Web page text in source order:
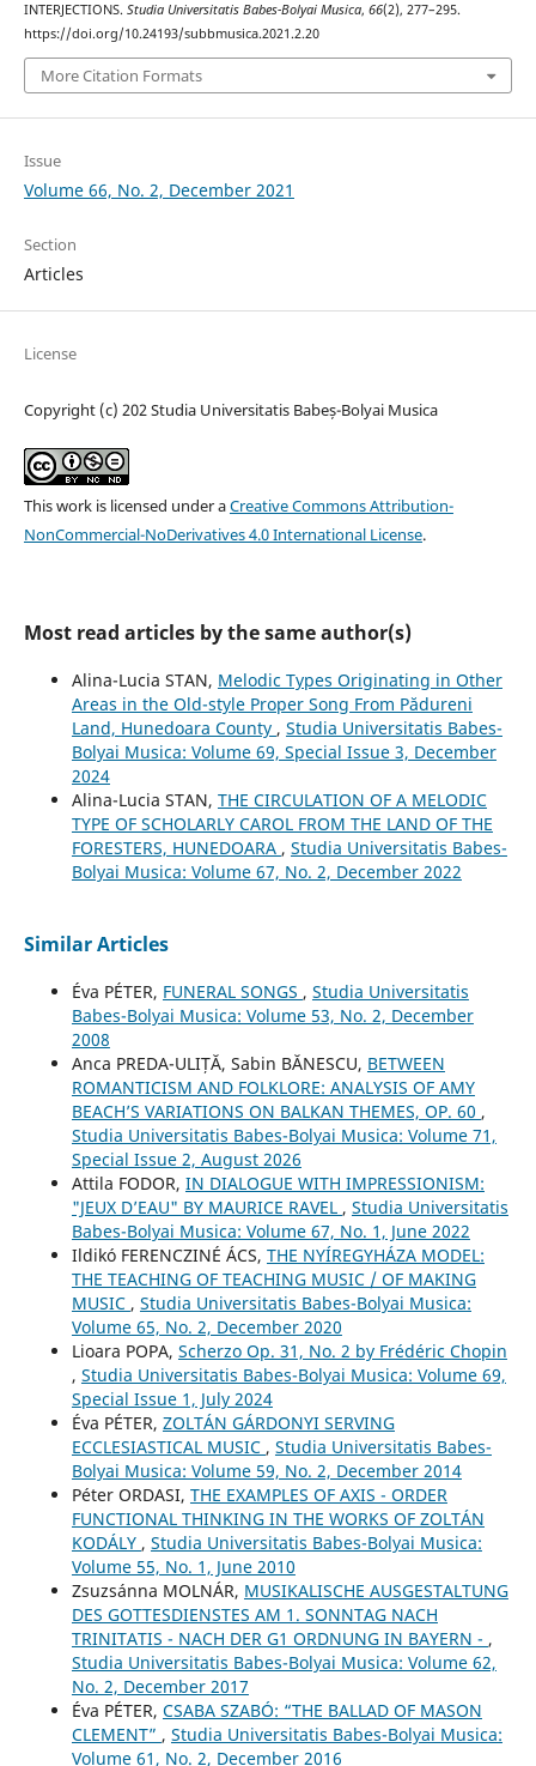
INTERJECTIONS. Studia Universitatis Babes-Bolyai Musica, 66(2), 277–295.
https://doi.org/10.24193/subbmusica.2021.2.20
More Citation Formats
Issue
Volume 66, No. 2, December 2021
Section
Articles
License
Copyright (c) 202 Studia Universitatis Babeș-Bolyai Musica
This work is licensed under aCreative Commons Attribution-
NonCommercial-NoDerivatives 4.0 International License.
Most read articles by the same author(s)
Alina-Lucia STAN, Melodic Types Originating in Other
Areas in the Old-style Proper Song From Pădureni
Land, Hunedoara County , Studia Universitatis Babes-
Bolyai Musica: Volume 69, Special Issue 3, December
2024
Alina-Lucia STAN, THE CIRCULATION OF A MELODIC
TYPE OF SCHOLARLY CAROL FROM THE LAND OF THE
FORESTERS, HUNEDOARA , Studia Universitatis Babes-
Bolyai Musica: Volume 67, No. 2, December 2022
Similar Articles
Éva PÉTER, FUNERAL SONGS , Studia Universitatis
Babes-Bolyai Musica: Volume 53, No. 2, December
2008
Anca PREDA-ULIȚĂ, Sabin BĂNESCU, BETWEEN
ROMANTICISM AND FOLKLORE: ANALYSIS OF AMY
BEACH’S VARIATIONS ON BALKAN THEMES, OP. 60 ,
Studia Universitatis Babes-Bolyai Musica: Volume 71,
Special Issue 2, August 2026
Attila FODOR, IN DIALOGUE WITH IMPRESSIONISM:
"JEUX D’EAU" BY MAURICE RAVEL , Studia Universitatis
Babes-Bolyai Musica: Volume 67, No. 1, June 2022
Ildikó FERENCZINÉ ÁCS, THE NYÍREGYHÁZA MODEL:
THE TEACHING OF TEACHING MUSIC / OF MAKING
MUSIC , Studia Universitatis Babes-Bolyai Musica:
Volume 65, No. 2, December 2020
Lioara POPA, Scherzo Op. 31, No. 2 by Frédéric Chopin
, Studia Universitatis Babes-Bolyai Musica: Volume 69,
Special Issue 1, July 2024
Éva PÉTER, ZOLTÁN GÁRDONYI SERVING
ECCLESIASTICAL MUSIC , Studia Universitatis Babes-
Bolyai Musica: Volume 59, No. 2, December 2014
Péter ORDASI, THE EXAMPLES OF AXIS - ORDER
FUNCTIONAL THINKING IN THE WORKS OF ZOLTÁN
KODÁLY , Studia Universitatis Babes-Bolyai Musica:
Volume 55, No. 1, June 2010
Zsuzsánna MOLNÁR, MUSIKALISCHE AUSGESTALTUNG
DES GOTTESDIENSTES AM 1. SONNTAG NACH
TRINITATIS - NACH DER G1 ORDNUNG IN BAYERN - ,
Studia Universitatis Babes-Bolyai Musica: Volume 62,
No. 2, December 2017
Éva PÉTER, CSABA SZABÓ: “THE BALLAD OF MASON
CLEMENT” , Studia Universitatis Babes-Bolyai Musica:
Volume 61, No. 2, December 2016